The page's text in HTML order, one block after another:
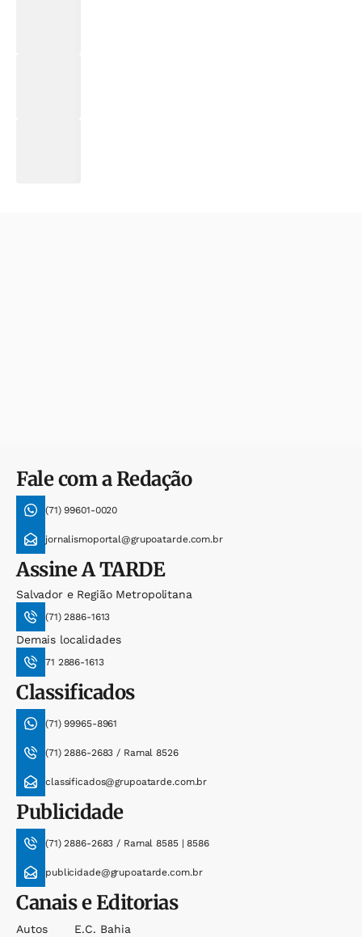
Fale com a Redação
(71) 99601-0020
jornalismoportal@grupoatarde.com.br
AssineA TARDE
Salvador e Região Metropolitana
(71) 2886-1613
Demais localidades
71 2886-1613
Classificados
(71) 99965-8961
(71) 2886-2683 / Ramal 8526
classificados@grupoatarde.com.br
Publicidade
(71) 2886-2683 / Ramal 8585 | 8586
publicidade@grupoatarde.com.br
Canais e Editorias
Autos
E.c. Bahia